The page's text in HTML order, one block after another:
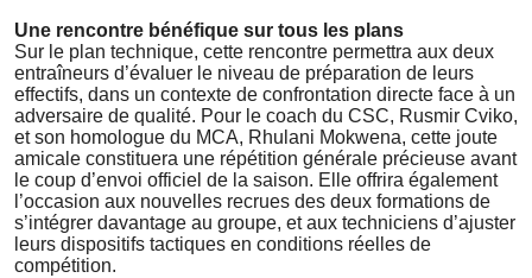
Une rencontre bénéfique sur tous les plans
Sur le plan technique, cette rencontre permettra aux deux
entraîneurs d’évaluer le niveau de préparation de leurs
effectifs, dans un contexte de confrontation directe face à un
adversaire de qualité. Pour le coach du CSC, Rusmir Cviko,
et son homologue du MCA, Rhulani Mokwena, cette joute
amicale constituera une répétition générale précieuse avant
le coup d’envoi officiel de la saison. Elle offrira également
l’occasion aux nouvelles recrues des deux formations de
s’intégrer davantage au groupe, et aux techniciens d’ajuster
leurs dispositifs tactiques en conditions réelles de
compétition.